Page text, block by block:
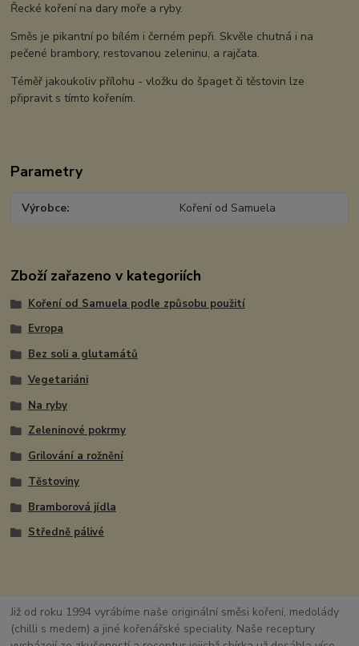
Řecké koření na dary moře a ryby.
Směs je pikantní po bílém i černém pepři. Skvěle chutná i na
pečené brambory, restovanou zeleninu, a rajčata.
Téměř jakoukoliv přílohu - vložku do špaget či těstovin lze
připravit s tímto kořením.
Parametry
Výrobce Koření od Samuela
Zboží zařazeno v kategoriích
Koření od Samuela podle způsobu použití
Evropa
Bez soli a glutamátů
Vegetariáni
Na ryby
Zeleninové pokrmy
Grilování a rožnění
Těstoviny
Bramborová jídla
Středně pálivé
Již od roku 1994 vyrábíme naše originální směsi koření, medolády
(chilli s medem) a jiné kořenářské speciality. Naše receptury